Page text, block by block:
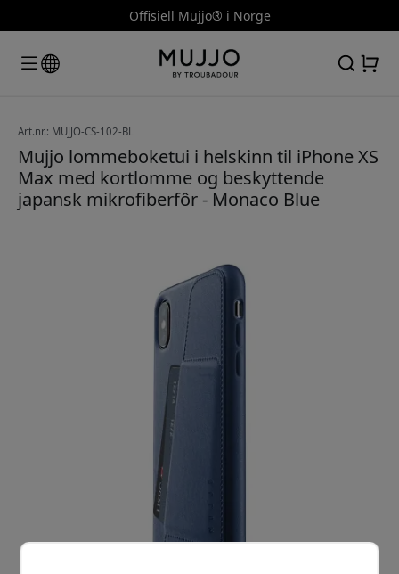
Offisiell Mujjo® i Norge
Art.nr.: MUJJO-CS-102-BL
Mujjo lommeboketui i helskinn til iPhone XS
Max med kortlomme og beskyttende
japansk mikrofiberfôr - Monaco Blue